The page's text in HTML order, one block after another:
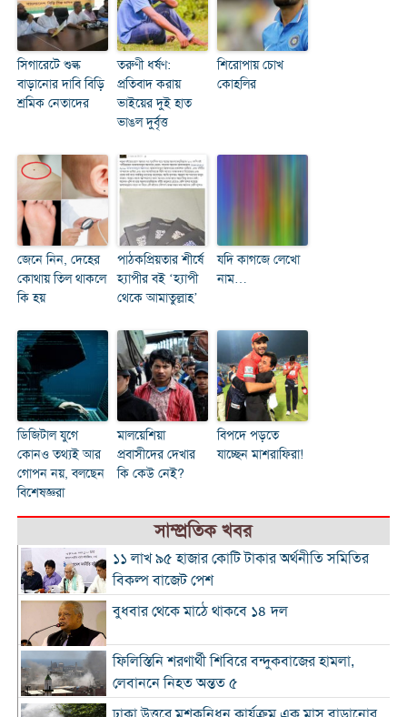
সিগারেটে শুল্ক
বাড়ানোর দাবি বিড়ি
শ্রমিক নেতাদের
তরুণী ধর্ষণ:
প্রতিবাদ করায়
ভাইয়ের দুই হাত
ভাঙল দুর্বৃত্ত
শিরোপায় চোখ
কোহলির
জেনে নিন, দেহের
কোথায় তিল থাকলে
কি হয়
পাঠকপ্রিয়তার শীর্ষে
হ্যাপীর বই ‘হ্যাপী
থেকে আমাতুল্লাহ’
যদি কাগজে লেখো
নাম…
ডিজিটাল যুগে
কোনও তথ্যই আর
গোপন নয়, বলছেন
বিশেষজ্ঞরা
মালয়েশিয়া
প্রবাসীদের দেখার
কি কেউ নেই?
বিপদে পড়তে
যাচ্ছেন মাশরাফিরা!
সাম্প্রতিক খবর
১১ লাখ ৯৫ হাজার কোটি টাকার অর্থনীতি সমিতির
বিকল্প বাজেট পেশ
বুধবার থেকে মাঠে থাকবে ১৪ দল
ফিলিস্তিনি শরণার্থী শিবিরে বন্দুকবাজের হামলা,
লেবাননে নিহত অন্তত ৫